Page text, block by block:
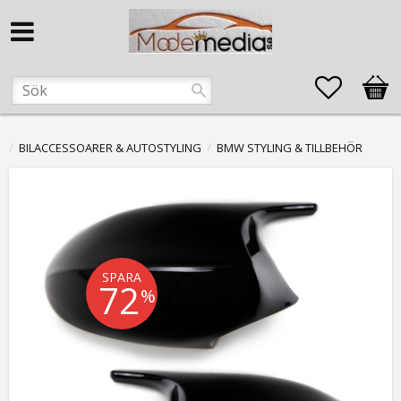
Favoriter
BILACCESSOARER & AUTOSTYLING BMW STYLING & TILLBEHÖR
SPARA
72%